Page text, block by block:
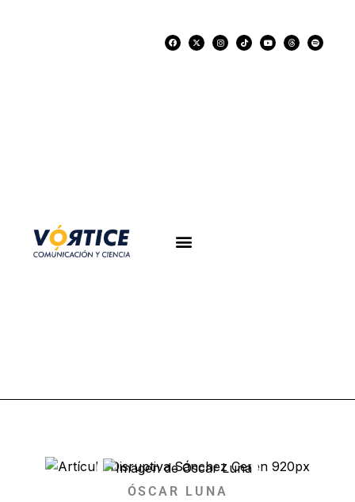
ÓSCAR LUNA